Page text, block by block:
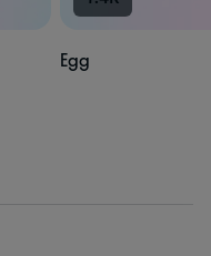
Egg